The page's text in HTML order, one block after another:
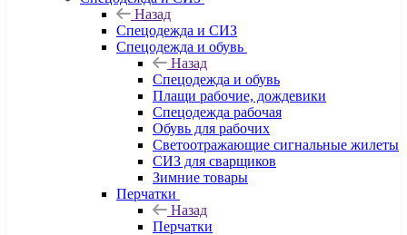
Назад
Спецодежда и СИЗ
Спецодежда и обувь
Назад
Спецодежда и обувь
Плащи рабочие, дождевики
Спецодежда рабочая
Обувь для рабочих
Светоотражающие сигнальные жилеты
СИЗ для сварщиков
Зимние товары
Перчатки
Назад
Перчатки